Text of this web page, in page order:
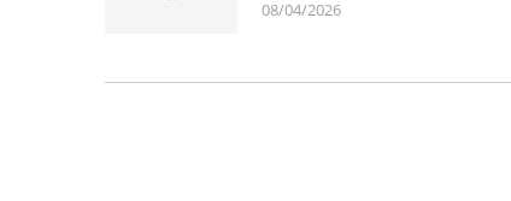
08/04/2026